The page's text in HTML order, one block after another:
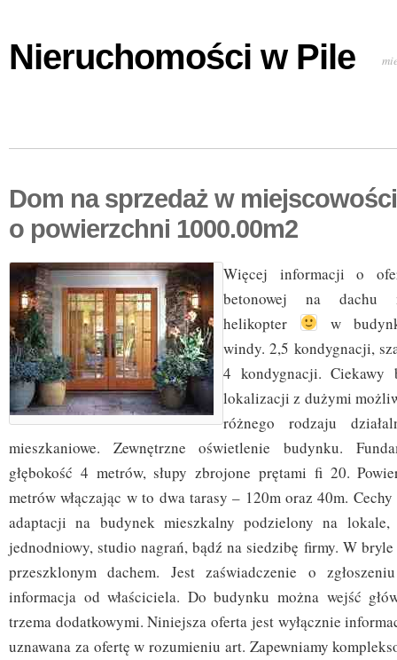
Nieruchomości w Pile
Dom na sprzedaż w
o powierzchni 1000.00m2
Więcej informacji o
betonowej na dachu
helikopter
w
windy. 2,5 kondygnacji,
4 kondygnacji. Ciekawy
lokalizacji z dużymi
różnego rodzaju
mieszkaniowe. Zewnętrzne oświetlenie budynku.
głębokość 4 metrów, słupy zbrojone prętami fi 20.
metrów włączając w to dwa tarasy – 120m oraz 40m.
adaptacji na budynek mieszkalny podzielony na lokale,
jednodniowy, studio nagrań, bądź na siedzibę firmy. W
przeszklonym dachem. Jest zaświadczenie o
informacja od właściciela. Do budynku można wejść
trzema dodatkowymi. Niniejsza oferta jest wyłącznie
uznawana za ofertę w rozumieniu art. Zapewniamy